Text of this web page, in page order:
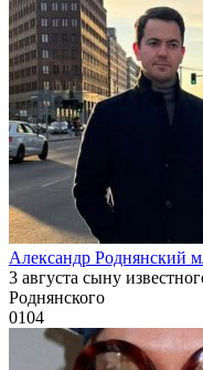
Александр Роднянский
3 августа сыну
Роднянского
0104